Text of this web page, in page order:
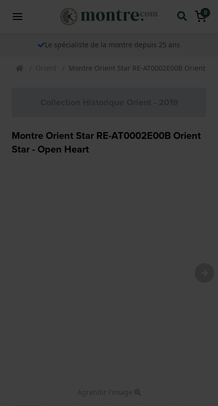
0
Le spécialiste de la montre depuis 25 ans
Orient Montre Orient Star RE-AT0002E00B Orient
Montre Orient Star RE-AT0002E00B Orient
Star - Open Heart
Agrandir l'image